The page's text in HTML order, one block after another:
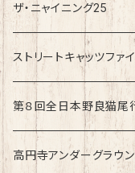
ザ・ニャイニング25
速乾ドライタイプ
綿100%ノーマルタイプ
ストリートキャッツファイ
速乾ドライタイプ
綿100%ノーマルタイプ
第８回全日本野良猫尾
第8回全日本野良猫
高円寺アンダーグラウン